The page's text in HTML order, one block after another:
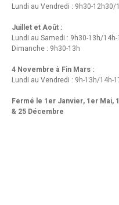
Lundi au Vendredi : 9h30-12h30/
Juillet et Août :
Lundi au Samedi : 9h30-13h/14h-
Dimanche : 9h30-13h
4 Novembre à Fin Mars :
Lundi au Vendredi : 9h-13h/14h-
Fermé le 1er Janvier, 1er Mai,
& 25 Décembre